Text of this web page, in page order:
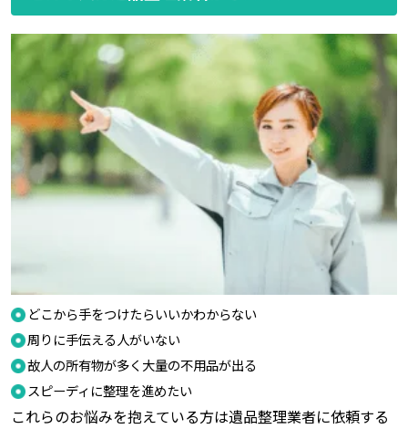
どこから手をつけたらいいかわからない
周りに手伝える人がいない
故人の所有物が多く大量の不用品が出る
スピーディに整理を進めたい
これらのお悩みを抱えている方は遺品整理業者に依頼する